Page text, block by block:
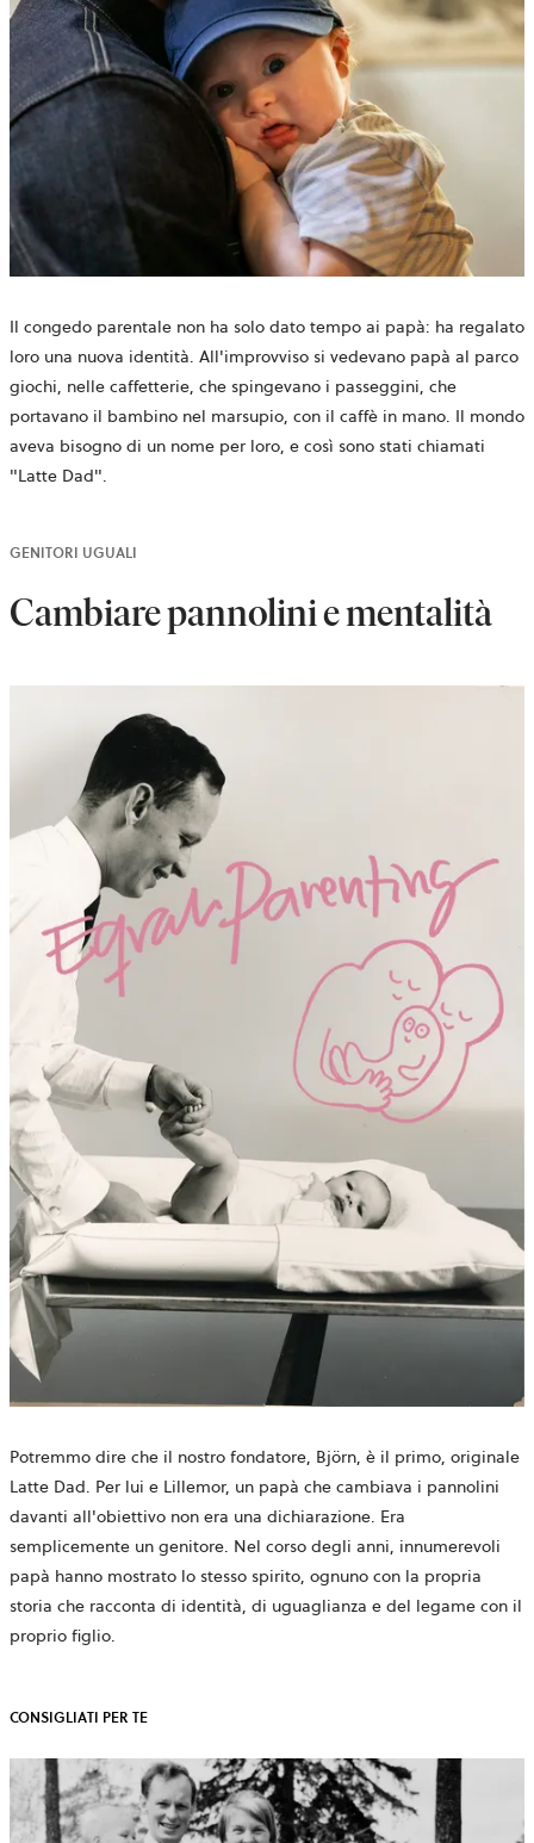
Il congedo parentale non ha solo dato tempo ai papà: ha regalato
loro una nuova identità. All'improvviso si vedevano papà al parco
giochi, nelle caffetterie, che spingevano i passeggini, che
portavano il bambino nel marsupio, con il caffè in mano. Il mondo
aveva bisogno di un nome per loro, e così sono stati chiamati
"Latte Dad".
GENITORI UGUALI
Cambiare pannolini e mentalità
Potremmo dire che il nostro fondatore, Björn, è il primo, originale
Latte Dad. Per lui e Lillemor, un papà che cambiava i pannolini
davanti all'obiettivo non era una dichiarazione. Era
semplicemente un genitore. Nel corso degli anni, innumerevoli
papà hanno mostrato lo stesso spirito, ognuno con la propria
storia che racconta di identità, di uguaglianza e del legame con il
proprio figlio.
CONSIGLIATI PER TE